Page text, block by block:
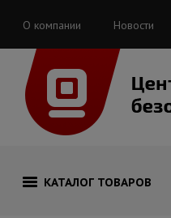
О компании Новости
КАТАЛОГ ТОВАРОВ